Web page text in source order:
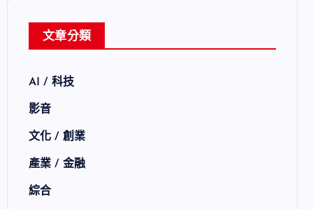
文章分類
AI / 科技
影音
文化 / 創業
產業 / 金融
綜合